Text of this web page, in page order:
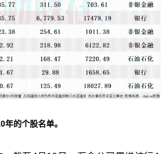
的个股名单。